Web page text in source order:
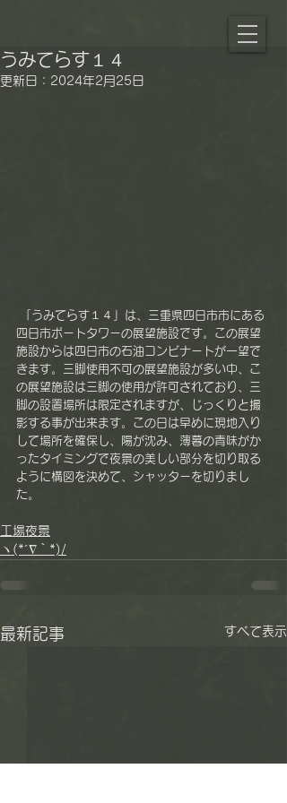
うみてらす１４
更新日： 2024年2月25日
四日市ポートタワーの展望施設です。この展望
施設からは四日市の石油コンビナートが一望で
きます。三脚使用不可の展望施設が多い中、こ
の展望施設は三脚の使用が許可されており、三
脚の設置場所は限定されますが、じっくりと撮
影する事が出来ます。この日は早めに現地入り
して場所を確保し、陽が沈み、薄暮の青味がか
ったタイミングで夜景の美しい部分を切り取る
ように構図を決めて、シャッターを切りまし
た。
工場夜景
ヽ(*´∇｀*)/
最新記事 すべて表示